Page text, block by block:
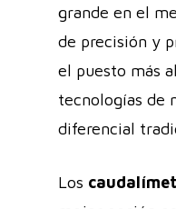
grande en el
de precisión y
el puesto más
tecnologías de
diferencial
Los